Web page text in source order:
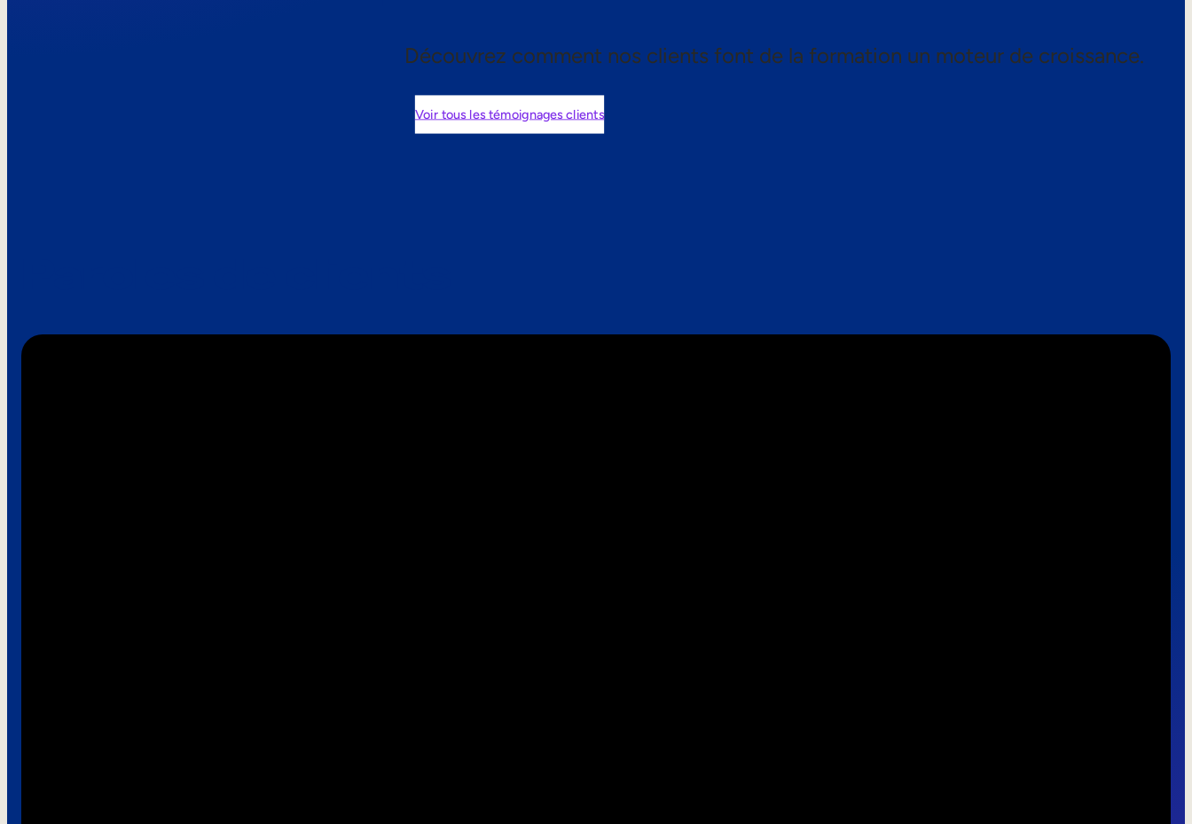
Découvrez comment nos clients font de la formation un moteur de croissance.
Voir tous les témoignages clients